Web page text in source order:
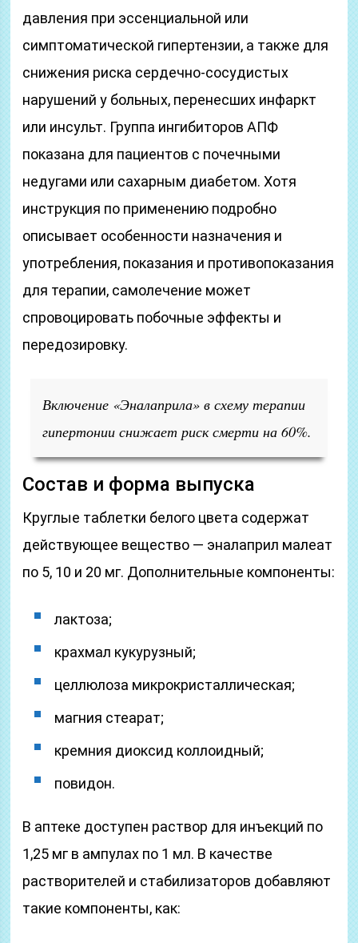
давления при эссенциальной или
симптоматической гипертензии, а также для
снижения риска сердечно-сосудистых
нарушений у больных, перенесших инфаркт
или инсульт. Группа ингибиторов АПФ
показана для пациентов с почечными
недугами или сахарным диабетом. Хотя
инструкция по применению подробно
описывает особенности назначения и
употребления, показания и противопоказания
для терапии, самолечение может
спровоцировать побочные эффекты и
передозировку.
Включение «Эналаприла» в схему терапии
гипертонии снижает риск смерти на 60%.
Состав и форма выпуска
Круглые таблетки белого цвета содержат
действующее вещество — эналаприл малеат
по 5, 10 и 20 мг. Дополнительные компоненты:
лактоза;
крахмал кукурузный;
целлюлоза микрокристаллическая;
магния стеарат;
кремния диоксид коллоидный;
повидон.
В аптеке доступен раствор для инъекций по
1,25 мг в ампулах по 1 мл. В качестве
растворителей и стабилизаторов добавляют
такие компоненты, как: